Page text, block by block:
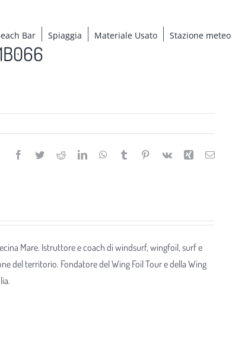
Bar Spiaggia Materiale Usato Stazione meteo
Facebook
TwitterRedditLinkedInWhatsApp
Tumblr Pinterest
Vk Xing Email
Mare. Istruttore e coach di windsurf, wingfoil, surf e
del territorio. Fondatore del Wing Foil Tour e della Wing